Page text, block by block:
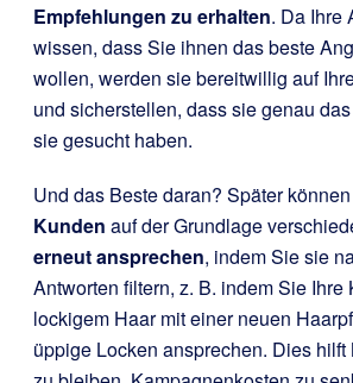
Empfehlungen zu erhalten. Da Ihre
wissen, dass Sie ihnen das beste
wollen, werden sie bereitwillig auf
und sicherstellen, dass sie genau
sie gesucht haben.
Und das Beste daran? Später
Kunden auf der Grundlage
erneut ansprechen, indem Sie sie
Antworten filtern, z. B. indem Sie Ihre
lockigem Haar mit einer neuen
üppige Locken ansprechen. Dies hilft